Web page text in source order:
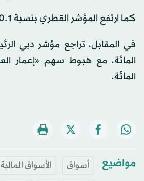
كما ارتفع المؤشر القطري بنسبة 0.1 في المائة.
المائة.
مواضيع أسواق الأسواق المالية